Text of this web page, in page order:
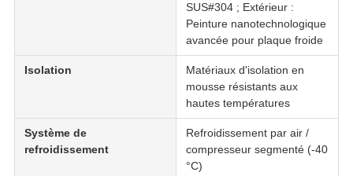
SUS#304 ; Extérieur :
Peinture nanotechnologique
avancée pour plaque froide
Isolation
Matériaux d'isolation en
mousse résistants aux
hautes températures
Système de
refroidissement
Refroidissement par air /
compresseur segmenté (-40
°C)